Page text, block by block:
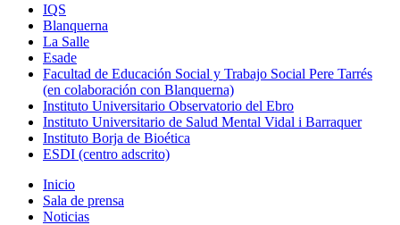
IQS
Blanquerna
La Salle
Esade
Facultad de Educación Social y Trabajo Social Pere Tarrés
(en colaboración con Blanquerna)
Instituto Universitario Observatorio del Ebro
Instituto Universitario de Salud Mental Vidal i Barraquer
Instituto Borja de Bioética
ESDI (centro adscrito)
Inicio
Sala de prensa
Noticias